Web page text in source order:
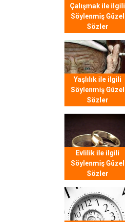
Çalışmak ile ilgili
Söylenmiş Güzel
Sözler
Yaşlılık ile ilgili
Söylenmiş Güzel
Sözler
Evlilik ile ilgili
Söylenmiş Güzel
Sözler